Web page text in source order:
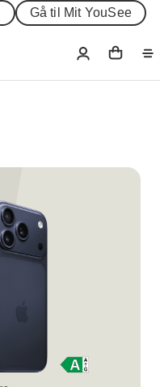
Gå til Mit YouSee